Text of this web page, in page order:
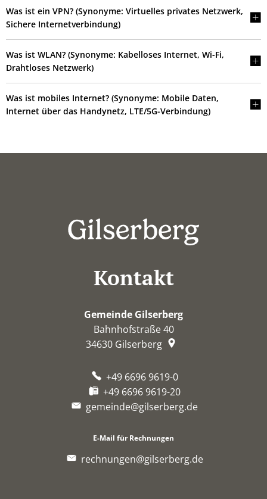
Was ist ein VPN? (Synonyme: Virtuelles privates Netzwerk,
Sichere Internetverbindung)
Was ist WLAN? (Synonyme: Kabelloses Internet, Wi-Fi,
Drahtloses Netzwerk)
Was ist mobiles Internet? (Synonyme: Mobile Daten,
Internet über das Handynetz, LTE/5G-Verbindung)
Kontakt
Gemeinde Gilserberg
Bahnhofstraße 40
34630 Gilserberg
+49 6696 9619-0
+49 6696 9619-20
gemeinde@gilserberg.de
E-Mail für Rechnungen
rechnungen@gilserberg.de